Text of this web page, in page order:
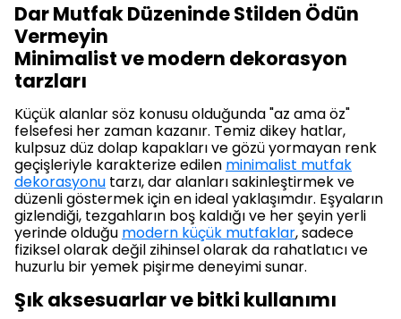
Dar Mutfak Düzeninde Stilden Ödün
Vermeyin
Minimalist ve modern dekorasyon
tarzları
Küçük alanlar söz konusu olduğunda "az ama öz"
felsefesi her zaman kazanır. Temiz dikey hatlar,
kulpsuz düz dolap kapakları ve gözü yormayan renk
geçişleriyle karakterize edilen minimalist mutfak
dekorasyonu tarzı, dar alanları sakinleştirmek ve
düzenli göstermek için en ideal yaklaşımdır. Eşyaların
gizlendiği, tezgahların boş kaldığı ve her şeyin yerli
yerinde olduğu modern küçük mutfaklar, sadece
fiziksel olarak değil zihinsel olarak da rahatlatıcı ve
huzurlu bir yemek pişirme deneyimi sunar.
Şık aksesuarlar ve bitki kullanımı